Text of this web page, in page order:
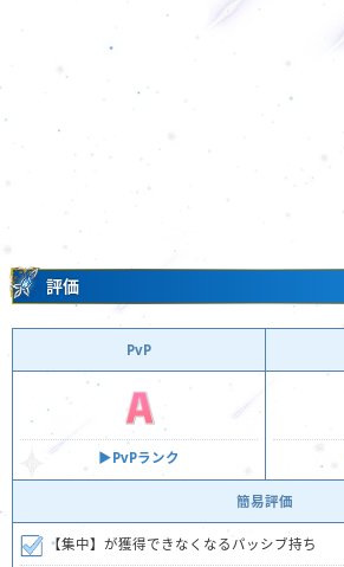
評価
PvP
▶︎PvPランク
簡易評価
【集中】が獲得できなくなるパッシブ持ち